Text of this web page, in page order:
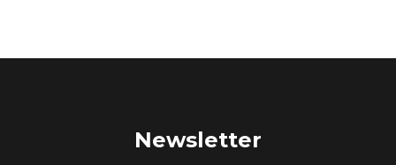
Newsletter